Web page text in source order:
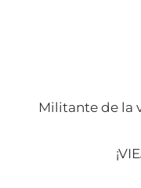
Militante de la